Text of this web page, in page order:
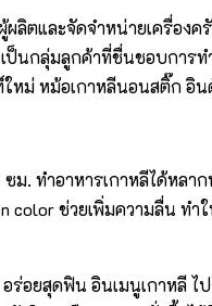
ผลิตและจัดจำหน่ายเครื่อง
ป็นกลุ่มลูกค้าที่ชื่นชอบการ
ม่ หม้อเกาหลีนอนสติ๊ก อิน
. ทำอาหารเกาหลีได้หลา
color ช่วยเพิ่มความลื่น ท
ร่อยสุดฟิน อินเมนูเกาหลี